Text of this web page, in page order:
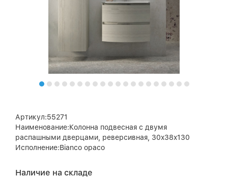
Артикул:55271
Наименование:Колонна подвесная с двумя
распашными дверцами, реверсивная, 30x38x130
Исполнение:Bianco opaco
Наличие на складе